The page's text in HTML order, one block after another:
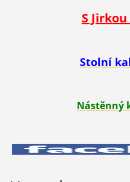
S
Stolní
Nástěnný